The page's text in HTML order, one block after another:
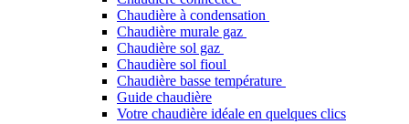
Chaudière à condensation
Chaudière murale gaz
Chaudière sol gaz
Chaudière sol fioul
Chaudière basse température
Guide chaudière
Votre chaudière idéale en quelques clics